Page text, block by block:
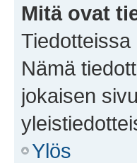
Mitä ovat
Nämä
jokaisen
Ylös